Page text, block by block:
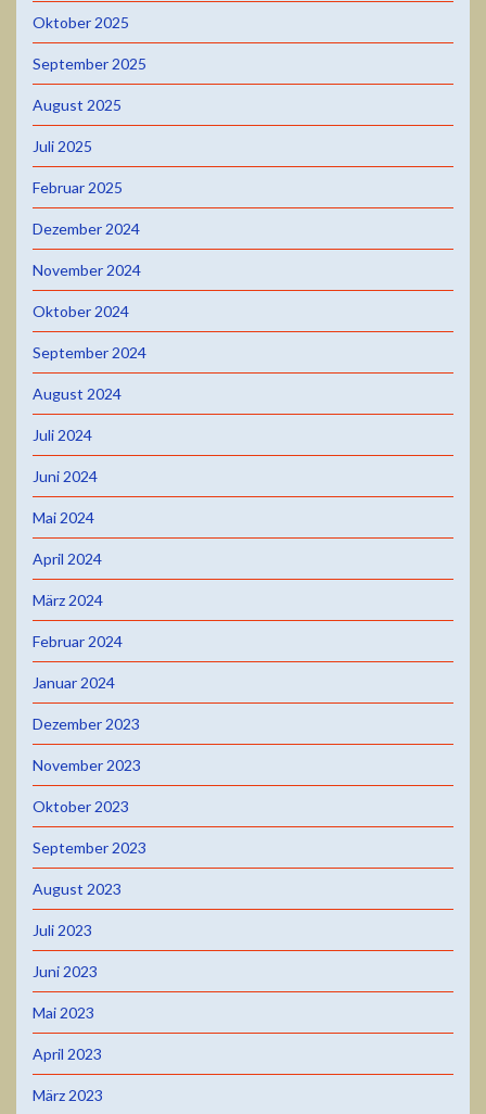
Oktober 2025
September 2025
August 2025
Juli 2025
Februar 2025
Dezember 2024
November 2024
Oktober 2024
September 2024
August 2024
Juli 2024
Juni 2024
Mai 2024
April 2024
März 2024
Februar 2024
Januar 2024
Dezember 2023
November 2023
Oktober 2023
September 2023
August 2023
Juli 2023
Juni 2023
Mai 2023
April 2023
März 2023